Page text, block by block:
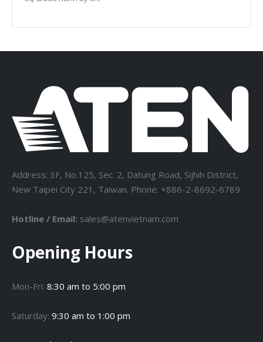
Address: 3F, No.125, Sec. 2, Datung Road, Sijhih District,
New Taipei City 221, Taiwan. Phone: +886-2-8692-6789
Hotline / Email: sales@atenvietnam.com
Opening Hours
Mon-Fri: 8:30 am to 5:00 pm
Saturday: 9:30 am to 1:00 pm